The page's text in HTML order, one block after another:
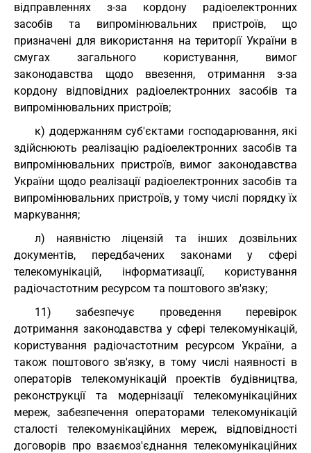
відправленнях з-за кордону радіоелектронних
засобів та випромінювальних пристроїв, що
призначені для використання на території України в
смугах загального користування, вимог
законодавства щодо ввезення, отримання з-за
кордону відповідних радіоелектронних засобів та
випромінювальних пристроїв;
к) додержанням суб'єктами господарювання, які
здійснюють реалізацію радіоелектронних засобів та
випромінювальних пристроїв, вимог законодавства
України щодо реалізації радіоелектронних засобів та
випромінювальних пристроїв, у тому числі порядку їх
маркування;
л) наявністю ліцензій та інших дозвільних
документів, передбачених законами у сфері
телекомунікацій, інформатизації, користування
радіочастотним ресурсом та поштового зв'язку;
11) забезпечує проведення перевірок
дотримання законодавства у сфері телекомунікацій,
користування радіочастотним ресурсом України, а
також поштового зв'язку, в тому числі наявності в
операторів телекомунікацій проектів будівництва,
реконструкції та модернізації телекомунікаційних
мереж, забезпечення операторами телекомунікацій
сталості телекомунікаційних мереж, відповідності
договорів про взаємоз'єднання телекомунікаційних